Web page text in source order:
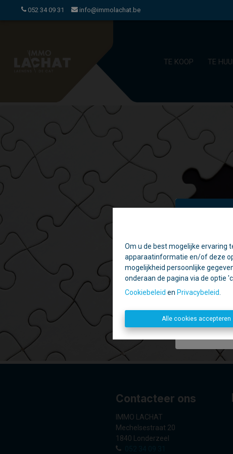
Om u de best mogelijke ervaring
apparaatinformatie en/of deze
mogelijkheid persoonlijke
onderaan de pagina via de optie
Cookiebeleid en Privacybeleid
Alle cookies accepteren
052 34 09 31 info@immolachat.be
TE KOOP TE
Contacteer ons
IMMO LACHAT
Mechelsestraat 20
1840 Londerzeel
Gesloten